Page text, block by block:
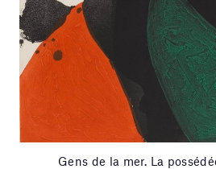
Gens de la mer. La